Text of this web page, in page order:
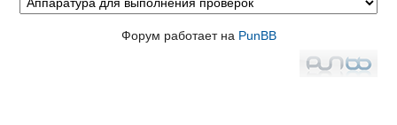
Форум работает на PunBB